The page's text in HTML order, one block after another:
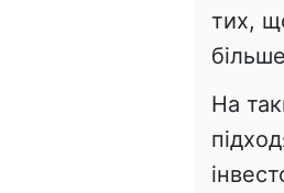
тих,
На